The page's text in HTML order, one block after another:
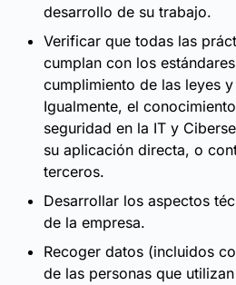
desarrollo de su trabajo.
Verificar que todas las
cumplan con los
cumplimiento de las leyes
Igualmente, el
seguridad en la IT y
su aplicación directa, o
terceros.
Desarrollar los aspectos
de la empresa.
Recoger datos (incluidos
de las personas que